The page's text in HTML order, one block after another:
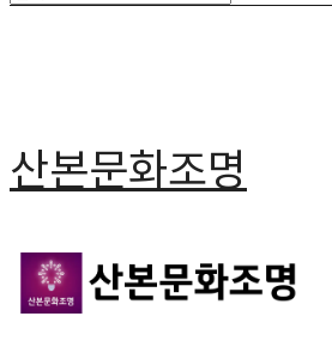
산본문화조명